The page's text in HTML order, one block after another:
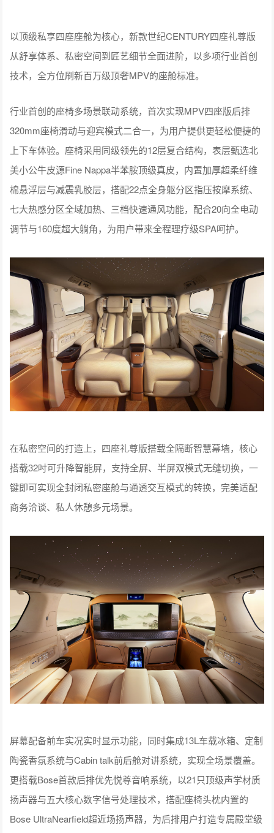
以顶级私享四座座舱为核心，新款世纪CENTURY四座礼尊版
从舒享体系、私密空间到匠艺细节全面进阶，以多项行业首创
技术，全方位刷新百万级顶奢MPV的座舱标准。
行业首创的座椅多场景联动系统，首次实现MPV四座版后排
320mm座椅滑动与迎宾模式二合一，为用户提供更轻松便捷的
上下车体验。座椅采用同级领先的12层复合结构，表层甄选北
美小公牛皮源Fine Nappa半苯胺顶级真皮，内置加厚超柔纤维
棉悬浮层与减震乳胶层，搭配22点全身躯分区指压按摩系统、
七大热感分区全域加热、三档快速通风功能，配合20向全电动
调节与160度超大躺角，为用户带来全程理疗级SPA呵护。
在私密空间的打造上，四座礼尊版搭载全隔断智慧幕墙，核心
搭载32吋可升降智能屏，支持全屏、半屏双模式无缝切换，一
键即可实现全封闭私密座舱与通透交互模式的转换，完美适配
商务洽谈、私人休憩多元场景。
屏幕配备前车实况实时显示功能，同时集成13L车载冰箱、定制
陶瓷香氛系统与Cabin talk前后舱对讲系统，实现全场景覆盖。
更搭载Bose首款后排优先悦尊音响系统，以21只顶级声学材质
扬声器与五大核心数字信号处理技术，搭配座椅头枕内置的
Bose UltraNearfield超近场扬声器，为后排用户打造专属殿堂级